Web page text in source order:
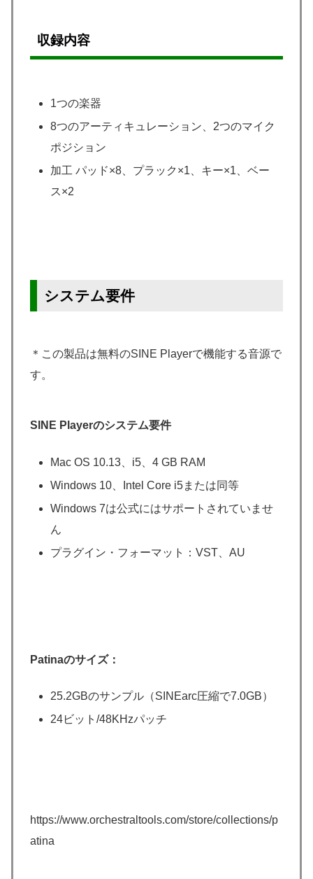
収録内容
1つの楽器
8つのアーティキュレーション、2つのマイク
ポジション
加工 パッド×8、プラック×1、キー×1、ベー
ス×2
システム要件
＊この製品は無料のSINE Playerで機能する音源で
す。
SINE Playerのシステム要件
Mac OS 10.13、i5、4 GB RAM
Windows 10、Intel Core i5または同等
Windows 7は公式にはサポートされていませ
ん
プラグイン・フォーマット：VST、AU
Patinaのサイズ：
25.2GBのサンプル（SINEarc圧縮で7.0GB）
24ビット/48KHzパッチ
https://www.orchestraltools.com/store/collections/p
atina